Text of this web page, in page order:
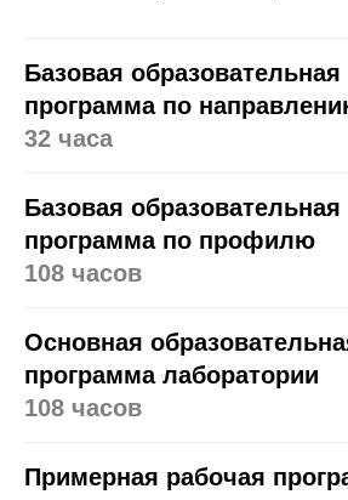
Базовая образовательная
программа по
32 часа
Базовая образовательная
программа по профилю
108 часов
Основная
программа лаборатории
108 часов
Примерная рабочая